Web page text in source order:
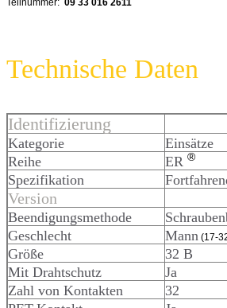
Teilnummer: 09 33 016 2611
Technische Daten
Identifizierung
Kategorie
Einsätze
Reihe
ER ®
Spezifikation
Version
Beendigungsmethode
Geschlecht
Mann (17-
Größe
32 B
Mit Drahtschutz
Ja
Zahl von Kontakten
32